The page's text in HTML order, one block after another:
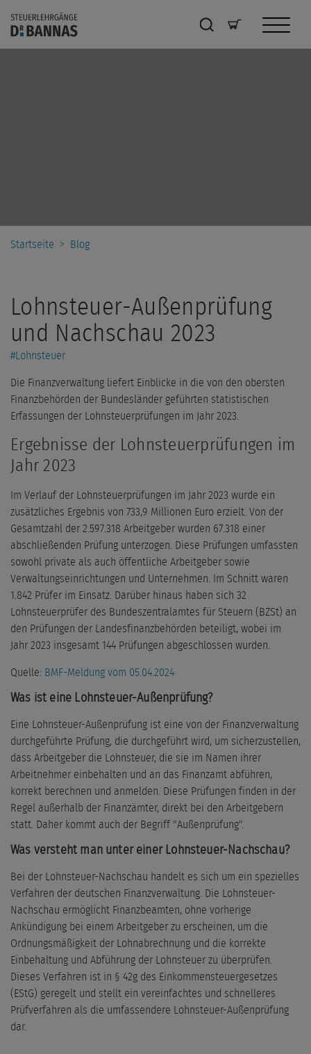
Startseite > Blog
Lohnsteuer-Außenprüfung
und Nachschau 2023
# Lohnsteuer
Die Finanzverwaltung liefert Einblicke in die von den obersten
Finanzbehörden der Bundesländer geführten statistischen
Erfassungen der Lohnsteuerprüfungen im Jahr 2023.
Ergebnisse der Lohnsteuerprüfungen im
Jahr 2023
Im Verlauf der Lohnsteuerprüfungen im Jahr 2023 wurde ein
zusätzliches Ergebnis von 733,9 Millionen Euro erzielt. Von der
Gesamtzahl der 2.597.318 Arbeitgeber wurden 67.318 einer
abschließenden Prüfung unterzogen. Diese Prüfungen umfassten
sowohl private als auch öffentliche Arbeitgeber sowie
Verwaltungseinrichtungen und Unternehmen. Im Schnitt waren
1.842 Prüfer im Einsatz. Darüber hinaus haben sich 32
Lohnsteuerprüfer des Bundeszentralamtes für Steuern (BZSt) an
den Prüfungen der Landesfinanzbehörden beteiligt, wobei im
Jahr 2023 insgesamt 144 Prüfungen abgeschlossen wurden.
Quelle: BMF-Meldung vom 05.04.2024
Was ist eine Lohnsteuer-Außenprüfung?
Eine Lohnsteuer-Außenprüfung ist eine von der Finanzverwaltung
durchgeführte Prüfung, die durchgeführt wird, um sicherzustellen,
dass Arbeitgeber die Lohnsteuer, die sie im Namen ihrer
Arbeitnehmer einbehalten und an das Finanzamt abführen,
korrekt berechnen und anmelden. Diese Prüfungen finden in der
Regel außerhalb der Finanzämter, direkt bei den Arbeitgebern
statt. Daher kommt auch der Begriff "Außenprüfung".
Was versteht man unter einer Lohnsteuer-Nachschau?
Bei der Lohnsteuer-Nachschau handelt es sich um ein spezielles
Verfahren der deutschen Finanzverwaltung. Die Lohnsteuer-
Nachschau ermöglicht Finanzbeamten, ohne vorherige
Ankündigung bei einem Arbeitgeber zu erscheinen, um die
Ordnungsmäßigkeit der Lohnabrechnung und die korrekte
Einbehaltung und Abführung der Lohnsteuer zu überprüfen.
Dieses Verfahren ist in § 42g des Einkommensteuergesetzes
(EStG) geregelt und stellt ein vereinfachtes und schnelleres
Prüfverfahren als die umfassendere Lohnsteuer-Außenprüfung
dar.